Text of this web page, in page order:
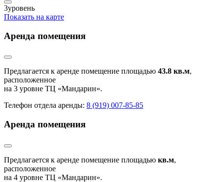
3уровень
Показать на карте
Аренда помещения
Предлагается к аренде помещение площадью 43.8 кв.м,
расположенное
на 3 уровне ТЦ «Мандарин».
Телефон отдела аренды: 8 (919) 007-85-85
Аренда помещения
Предлагается к аренде помещение площадью кв.м,
расположенное
на 4 уровне ТЦ «Мандарин».